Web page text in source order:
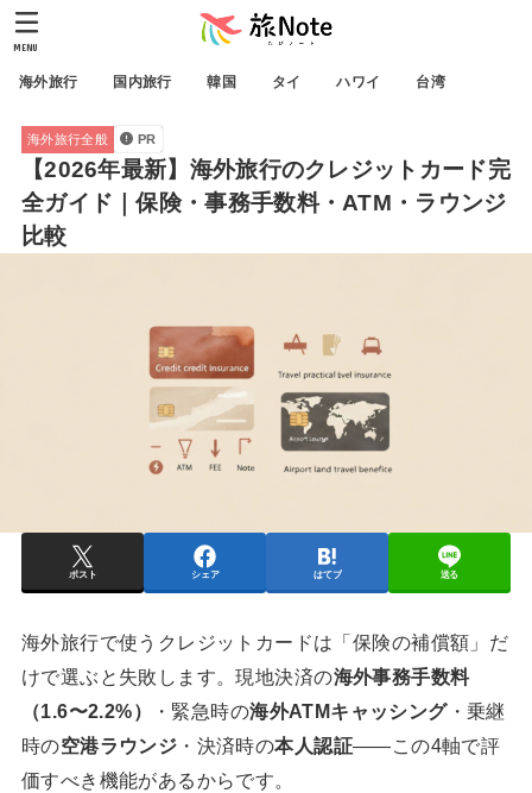
海外旅行 国内旅行 韓国 タイ ハワイ 台湾
MENU
海外旅行全般 PR
【2026年最新】海外旅行のクレジットカード完
全ガイド｜保険・事務手数料・ATM・ラウンジ
比較
ポスト シェア はてブ 送る
海外旅行で使うクレジットカードは「保険の補償額」だ
けで選ぶと失敗します。現地決済の海外事務手数料
（1.6〜2.2%）
・緊急時の海外ATMキャッシング・乗継
時の空港ラウンジ ・決済時の本人認証——この4軸で評
価すべき機能があるからです。